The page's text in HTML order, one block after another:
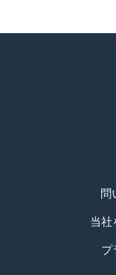
問
当社
プ